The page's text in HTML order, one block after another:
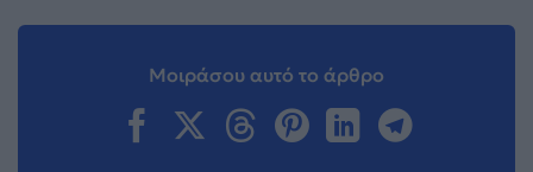
Μοιράσου αυτό το άρθρο